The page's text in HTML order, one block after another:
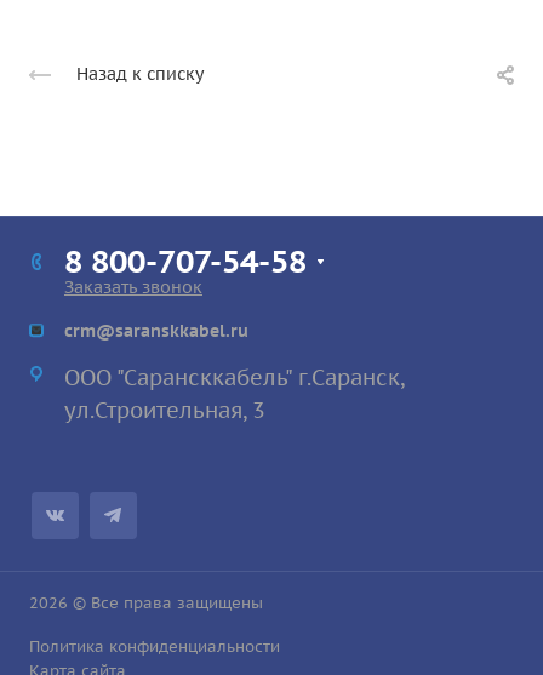
Назад к списку
8 800-707-54-58
Заказать звонок
crm@saranskkabel.ru
ООО "Сарансккабель" г.Саранск,
ул.Строительная, 3
2026 © Все права защищены
Политика конфиденциальности
Карта сайта